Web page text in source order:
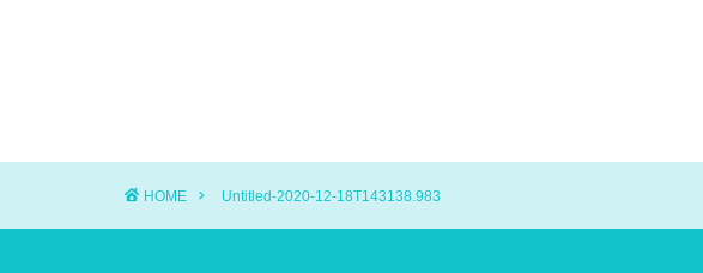
HOME Untitled-2020-12-18T143138.983